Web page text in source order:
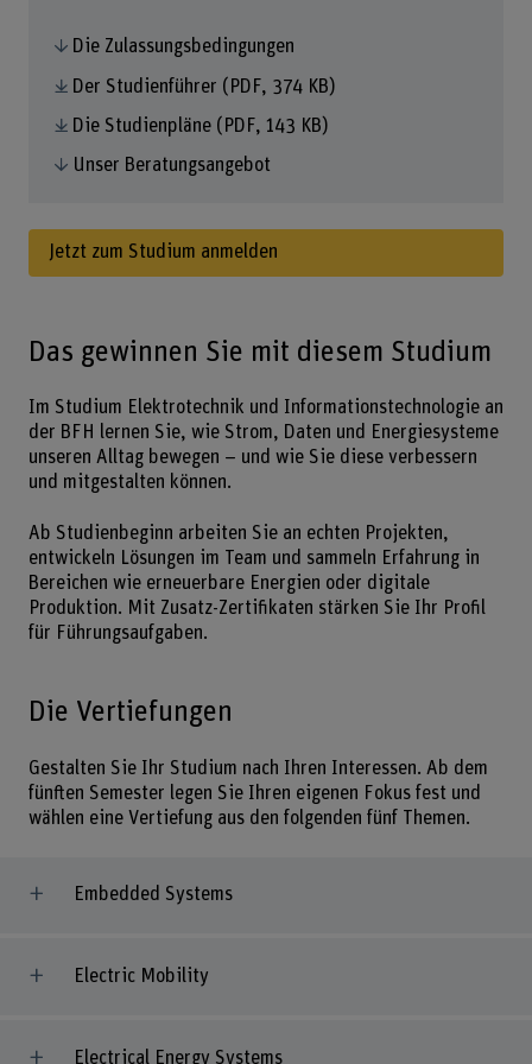
Das gewinnen Sie mit diesem Studium
Im Studium Elektrotechnik und Informationstechnologie an
der BFH lernen Sie, wie Strom, Daten und Energiesysteme
unseren Alltag bewegen – und wie Sie diese verbessern
und mitgestalten können.
Ab Studienbeginn arbeiten Sie an echten Projekten,
entwickeln Lösungen im Team und sammeln Erfahrung in
Bereichen wie erneuerbare Energien oder digitale
Produktion. Mit Zusatz-Zertifikaten stärken Sie Ihr Profil
für Führungsaufgaben.
Die Vertiefungen
Gestalten Sie Ihr Studium nach Ihren Interessen. Ab dem
fünften Semester legen Sie Ihren eigenen Fokus fest und
wählen eine Vertiefung aus den folgenden fünf Themen.
Die Zulassungsbedingungen
Der Studienführer (PDF, 374 KB)
Die Studienpläne (PDF, 143 KB)
Unser Beratungsangebot
Jetzt zum Studium anmelden
Embedded Systems
Electric Mobility
Electrical Energy Systems